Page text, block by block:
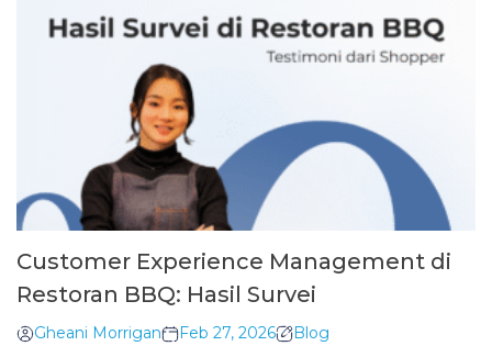
Customer Experience Management di
Restoran BBQ: Hasil Survei
Gheani Morrigan Feb 27, 2026 Blog